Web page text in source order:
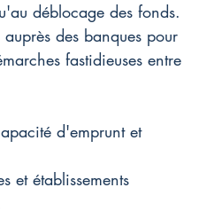
déblocage des fonds.
des banques pour
fastidieuses entre
d'emprunt et
et établissements